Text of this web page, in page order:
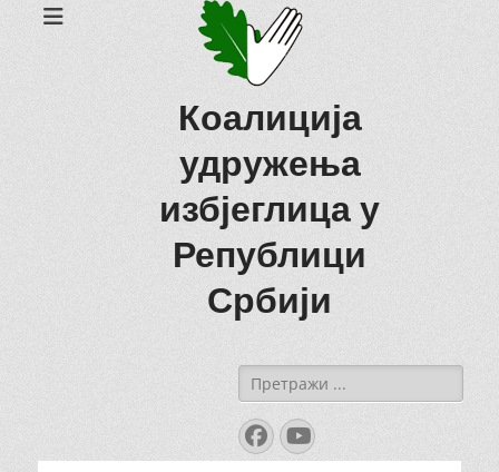
Коалиција
удружења
избјеглица у
Републици
Србији
Search
for:
Facebook
YouTube